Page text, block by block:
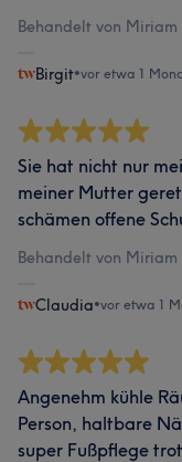
Behandelt von Miriam
Birgit•vor etwa 1
Sie hat nicht nur
meiner Mutter
schämen offene
Behandelt von Miriam
Claudia•vor etwa 1
Angenehm kühle
Person, haltbare
super Fußpflege